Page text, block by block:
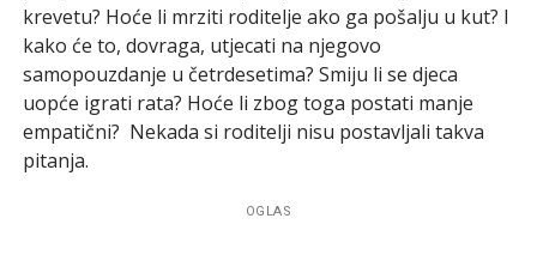
krevetu? Hoće li mrziti roditelje ako ga pošalju u kut? I
kako će to, dovraga, utjecati na njegovo
samopouzdanje u četrdesetima? Smiju li se djeca
uopće igrati rata? Hoće li zbog toga postati manje
empatični? Nekada si roditelji nisu postavljali takva
pitanja.
OGLAS